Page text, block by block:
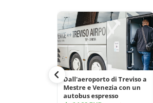
Dall'aeroporto di Treviso a
Mestre e Venezia con un
autobus espresso